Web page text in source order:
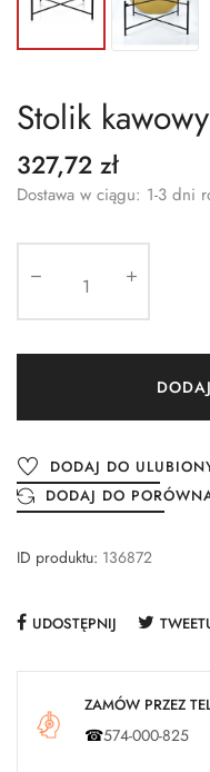
Stolik
327,72 zł
Dostawa w ciągu: 1-3 dni
DODAJ DO
DODAJ DO
ID produktu: 136872
UDOSTĘPNIJ
ZAMÓW PRZEZ
☎574-000-825